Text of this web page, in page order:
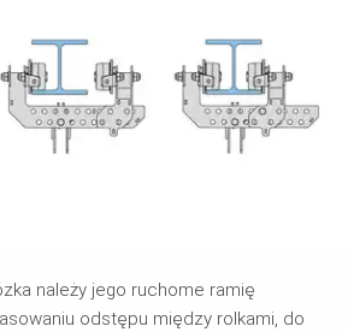
należy jego ruchome ramię
odstępu między rolkami, do